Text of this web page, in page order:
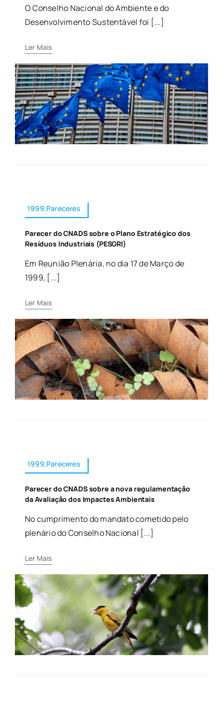
O Conselho Nacional do Ambiente e do
Desenvolvimento Sustentável foi [...]
Ler Mais
1999,Pareceres
Parecer do CNADS sobre o Plano Estratégico dos
Resíduos Industriais (PESGRI)
Em Reunião Plenária, no dia 17 de Março de
1999, [...]
Ler Mais
1999,Pareceres
Parecer do CNADS sobre a nova regulamentação
da Avaliação dos Impactes Ambientais
No cumprimento do mandato cometido pelo
plenário do Conselho Nacional [...]
Ler Mais